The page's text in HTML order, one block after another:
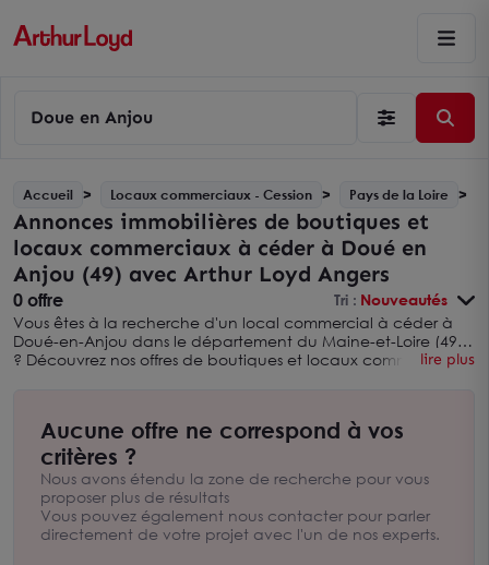
Doue en Anjou
Accueil Locaux commerciaux - Cession Pays de la Loire
Annonces immobilières de boutiques et
locaux commerciaux à céder à Doué en
Anjou (49) avec Arthur Loyd Angers
0 offre Tri : Nouveautés
Vous êtes à la recherche d'un local commercial à céder à
Doué-en-Anjou dans le département du Maine-et-Loire (49)
? Découvrez nos offres de boutiques et locaux commerciaux
le MAINE-ET-LOIREavec Arthur Loyd Angers. Nous sommes
une agence immobilière spécialisée dans l’immobilier pour
les entreprises et les professionnels. Nous sommes à votre
écoute au 02.41.31.31.31 pour vous aider dans votre
recherche.
lire plus
Aucune offre ne correspond à vos
critères ?
Nous avons étendu la zone de recherche pour vous
proposer plus de résultats
Vous pouvez également nous contacter pour parler
directement de votre projet avec l'un de nos experts.